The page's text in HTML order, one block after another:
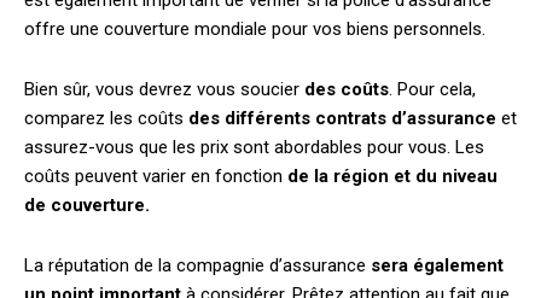
offre une couverture mondiale pour vos biens personnels.
Bien sûr, vous devrez vous soucier des coûts. Pour cela,
comparez les coûts des différents contrats d’assurance et
assurez-vous que les prix sont abordables pour vous. Les
coûts peuvent varier en fonction de la région et du niveau
de couverture.
La réputation de la compagnie d’assurance sera également